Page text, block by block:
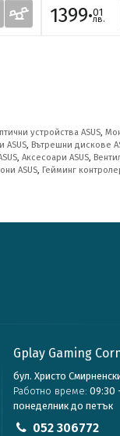
1399·01
лв.
устройства ASUS,
ASUS, Вътрешни дискове
, Аксесоари ASUS,
ASUS, Гейминг
Gplay Gaming
бул. Христо
Работно време: 09:30
понеделник до петък
052 306772